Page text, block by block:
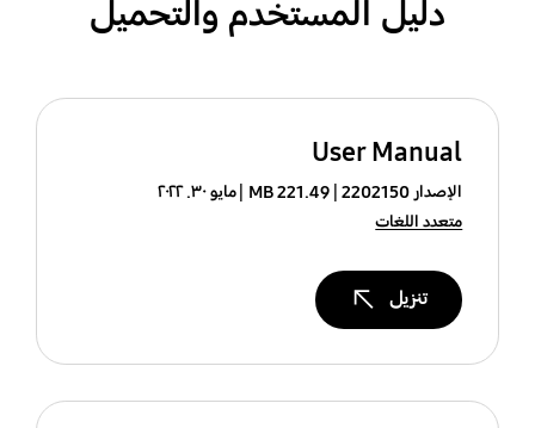
دليل المستخدم والتحميل
User Manual
الإصدار 2202150 221.49 MB
مايو ٣٠. ٢٠٢٢
متعدد اللغات
تنزيل